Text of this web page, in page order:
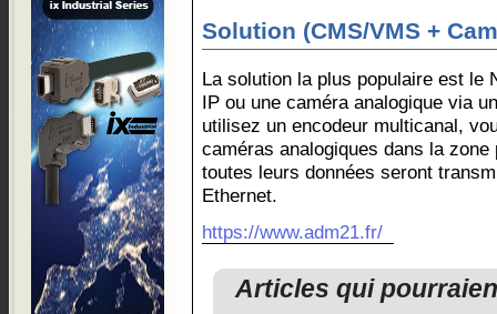
Solution (CMS/VMS +
La solution la plus populaire est le
IP ou une caméra analogique via
utilisez un encodeur multicanal,
caméras analogiques dans la
toutes leurs données seront
Ethernet.
https://www.adm21.fr/
Articles qui